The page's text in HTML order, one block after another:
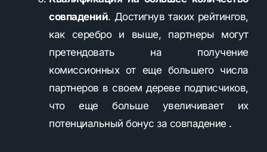
совпадений. Достигнув таких рейтингов,
как серебро и выше, партнеры могут
претендовать на получение
комиссионных от еще большего числа
партнеров в своем дереве подписчиков,
что еще больше увеличивает их
потенциальный бонус за совпадение .